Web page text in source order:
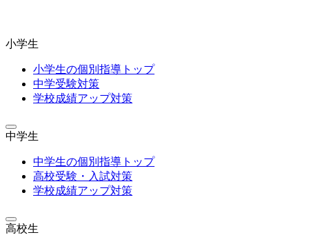
小学生
小学生の個別指導トップ
中学受験対策
学校成績アップ対策
中学生
中学生の個別指導トップ
高校受験・入試対策
学校成績アップ対策
高校生